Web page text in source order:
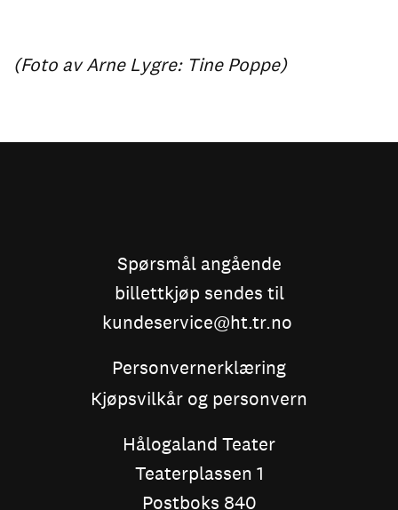
(Foto av Arne Lygre: Tine Poppe)
Spørsmål angående
billettkjøp sendes til
kundeservice@ht.tr.no
Personvernerklæring
Kjøpsvilkår og personvern
Hålogaland Teater
Teaterplassen 1
Postboks 840